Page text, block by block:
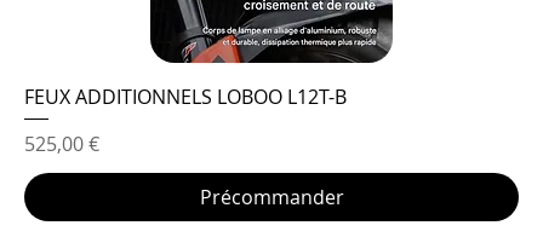
FEUX ADDITIONNELS LOBOO L12T-B
Prix
525,00 €
Précommander